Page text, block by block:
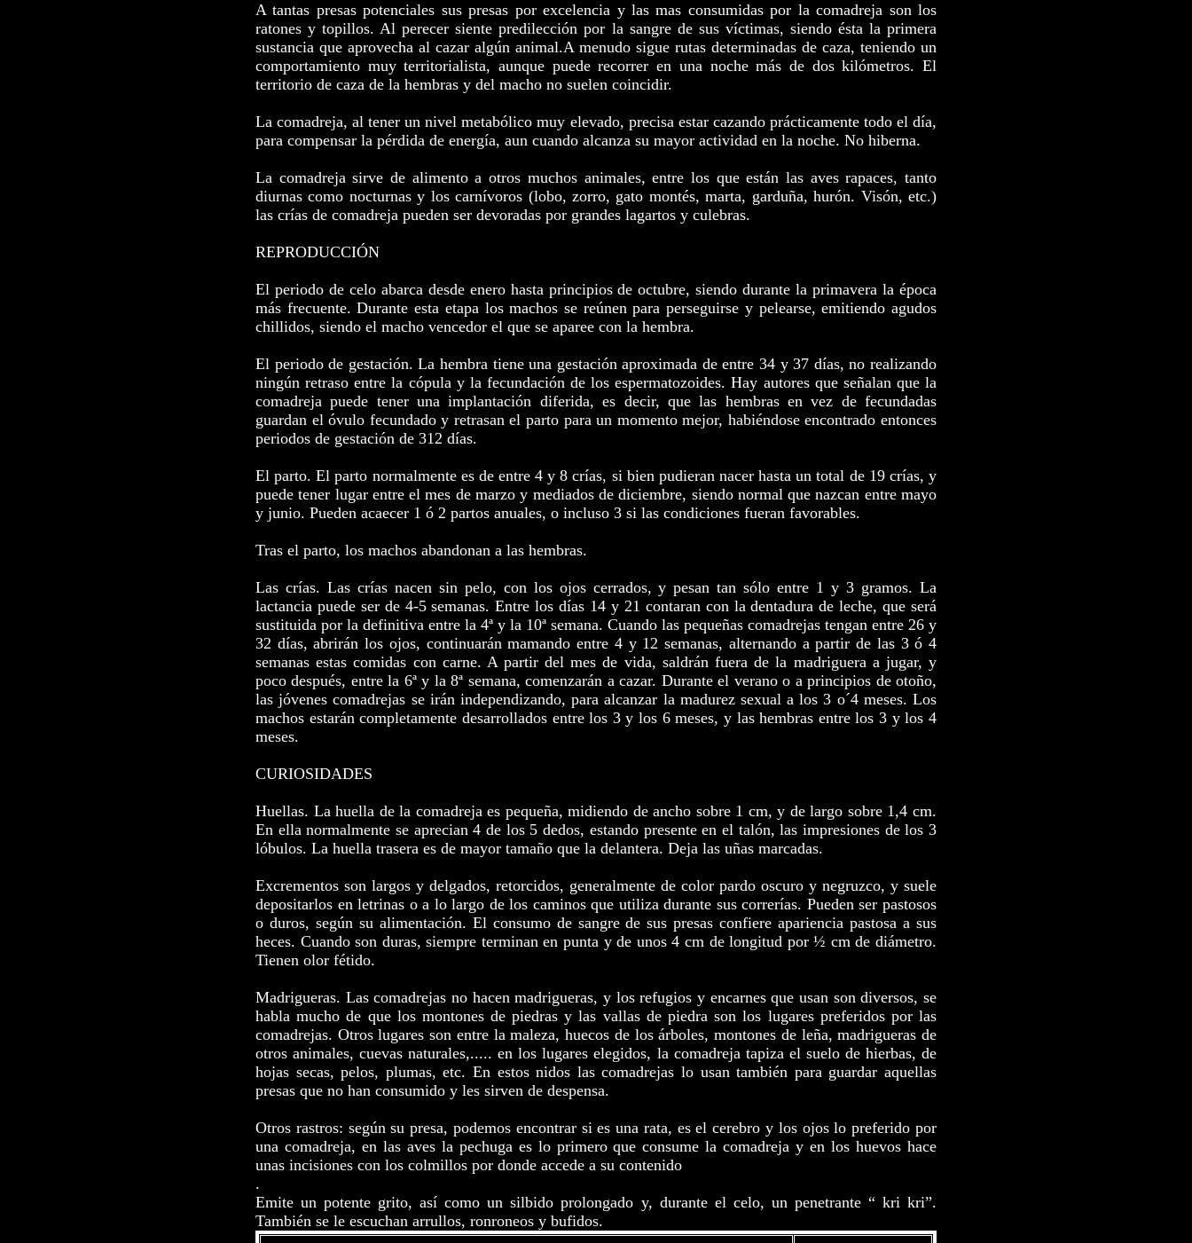
A tantas presas potenciales sus presas por excelencia y las mas consumidas por la comadreja son los
ratones y topillos. Al perecer siente predilección por la sangre de sus víctimas, siendo ésta la primera
sustancia que aprovecha al cazar algún animal.A menudo sigue rutas determinadas de caza, teniendo un
comportamiento muy territorialista, aunque puede recorrer en una noche más de dos kilómetros. El
territorio de caza de la hembras y del macho no suelen coincidir.
La comadreja, al tener un nivel metabólico muy elevado, precisa estar cazando prácticamente todo el día,
para compensar la pérdida de energía, aun cuando alcanza su mayor actividad en la noche. No hiberna.
La comadreja sirve de alimento a otros muchos animales, entre los que están las aves rapaces, tanto
diurnas como nocturnas y los carnívoros (lobo, zorro, gato montés, marta, garduña, hurón. Visón, etc.)
las crías de comadreja pueden ser devoradas por grandes lagartos y culebras.
REPRODUCCIÓN
El periodo de celo abarca desde enero hasta principios de octubre, siendo durante la primavera la época
más frecuente. Durante esta etapa los machos se reúnen para perseguirse y pelearse, emitiendo agudos
chillidos, siendo el macho vencedor el que se aparee con la hembra.
El periodo de gestación. La hembra tiene una gestación aproximada de entre 34 y 37 días, no realizando
ningún retraso entre la cópula y la fecundación de los espermatozoides. Hay autores que señalan que la
comadreja puede tener una implantación diferida, es decir, que las hembras en vez de fecundadas
guardan el óvulo fecundado y retrasan el parto para un momento mejor, habiéndose encontrado entonces
periodos de gestación de 312 días.
El parto. El parto normalmente es de entre 4 y 8 crías, si bien pudieran nacer hasta un total de 19 crías, y
puede tener lugar entre el mes de marzo y mediados de diciembre, siendo normal que nazcan entre mayo
y junio. Pueden acaecer 1 ó 2 partos anuales, o incluso 3 si las condiciones fueran favorables.
Tras el parto, los machos abandonan a las hembras.
Las crías. Las crías nacen sin pelo, con los ojos cerrados, y pesan tan sólo entre 1 y 3 gramos. La
lactancia puede ser de 4-5 semanas. Entre los días 14 y 21 contaran con la dentadura de leche, que será
sustituida por la definitiva entre la 4ª y la 10ª semana. Cuando las pequeñas comadrejas tengan entre 26 y
32 días, abrirán los ojos, continuarán mamando entre 4 y 12 semanas, alternando a partir de las 3 ó 4
semanas estas comidas con carne. A partir del mes de vida, saldrán fuera de la madriguera a jugar, y
poco después, entre la 6ª y la 8ª semana, comenzarán a cazar. Durante el verano o a principios de otoño,
las jóvenes comadrejas se irán independizando, para alcanzar la madurez sexual a los 3 o´4 meses. Los
machos estarán completamente desarrollados entre los 3 y los 6 meses, y las hembras entre los 3 y los 4
meses.
CURIOSIDADES
Huellas. La huella de la comadreja es pequeña, midiendo de ancho sobre 1 cm, y de largo sobre 1,4 cm.
En ella normalmente se aprecian 4 de los 5 dedos, estando presente en el talón, las impresiones de los 3
lóbulos. La huella trasera es de mayor tamaño que la delantera. Deja las uñas marcadas.
Excrementos son largos y delgados, retorcidos, generalmente de color pardo oscuro y negruzco, y suele
depositarlos en letrinas o a lo largo de los caminos que utiliza durante sus correrías. Pueden ser pastosos
o duros, según su alimentación. El consumo de sangre de sus presas confiere apariencia pastosa a sus
heces. Cuando son duras, siempre terminan en punta y de unos 4 cm de longitud por ½ cm de diámetro.
Tienen olor fétido.
Madrigueras. Las comadrejas no hacen madrigueras, y los refugios y encarnes que usan son diversos, se
habla mucho de que los montones de piedras y las vallas de piedra son los lugares preferidos por las
comadrejas. Otros lugares son entre la maleza, huecos de los árboles, montones de leña, madrigueras de
otros animales, cuevas naturales,..... en los lugares elegidos, la comadreja tapiza el suelo de hierbas, de
hojas secas, pelos, plumas, etc. En estos nidos las comadrejas lo usan también para guardar aquellas
presas que no han consumido y les sirven de despensa.
Otros rastros: según su presa, podemos encontrar si es una rata, es el cerebro y los ojos lo preferido por
una comadreja, en las aves la pechuga es lo primero que consume la comadreja y en los huevos hace
unas incisiones con los colmillos por donde accede a su contenido
.
Emite un potente grito, así como un silbido prolongado y, durante el celo, un penetrante “ kri kri”.
También se le escuchan arrullos, ronroneos y bufidos.